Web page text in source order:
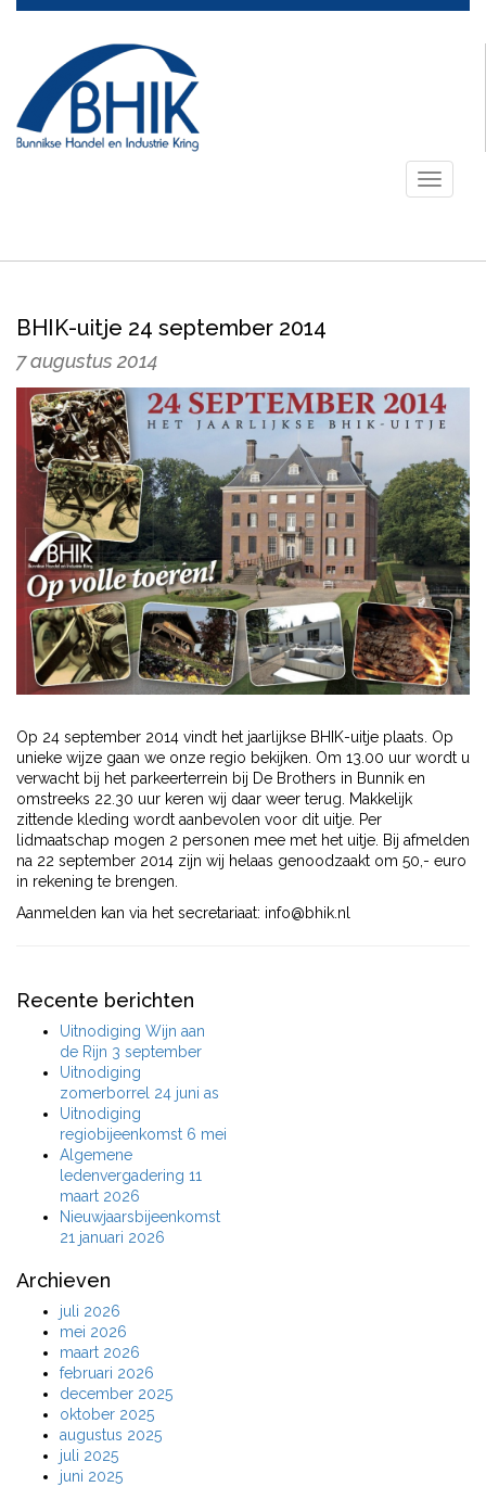
Toggle
BHIK-uitje 24 september 2014
7 augustus 2014
Op 24 september 2014 vindt het jaarlijkse BHIK-uitje plaats. Op
unieke wijze gaan we onze regio bekijken. Om 13.00 uur wordt u
verwacht bij het parkeerterrein bij De Brothers in Bunnik en
omstreeks 22.30 uur keren wij daar weer terug. Makkelijk
zittende kleding wordt aanbevolen voor dit uitje. Per
lidmaatschap mogen 2 personen mee met het uitje. Bij afmelden
na 22 september 2014 zijn wij helaas genoodzaakt om 50,- euro
in rekening te brengen.
Aanmelden kan via het secretariaat: info@bhik.nl
Recente berichten
Uitnodiging Wijn aan
de Rijn 3 september
Uitnodiging
zomerborrel 24 juni as
Uitnodiging
regiobijeenkomst 6 mei
Algemene
ledenvergadering 11
maart 2026
Nieuwjaarsbijeenkomst
21 januari 2026
Archieven
juli 2026
mei 2026
maart 2026
februari 2026
december 2025
oktober 2025
augustus 2025
juli 2025
juni 2025